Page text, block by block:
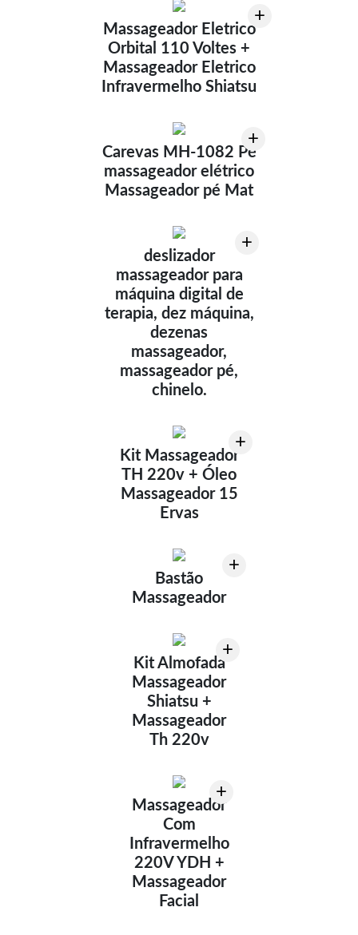
+
Massageador Eletrico
Orbital 110 Voltes +
Massageador Eletrico
Infravermelho Shiatsu
+
Carevas MH-1082 Pé
massageador elétrico
Massageador pé Mat
+
deslizador
massageador para
máquina digital de
terapia, dez máquina,
dezenas
massageador,
massageador pé,
chinelo.
+
Kit Massageador
TH 220v + Óleo
Massageador 15
Ervas
+
Bastão
Massageador
+
Kit Almofada
Massageador
Shiatsu +
Massageador
Th 220v
+
Massageador
Com
Infravermelho
220V YDH +
Massageador
Facial